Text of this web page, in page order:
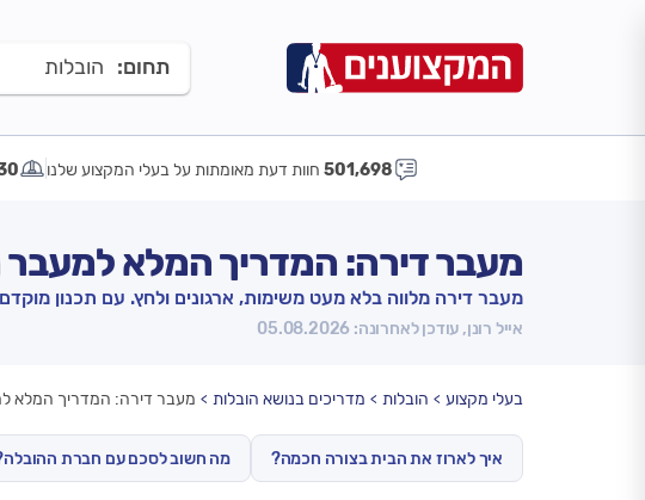
תחום: הובלות
501,698 חוות דעת מאומתות על בעלי המקצוע שלנו
מעבר דירה: המדריך המלא למעבר
מעבר דירה מלווה בלא מעט משימות, ארגונים ולחץ. עם תכנון
אייל רונן, עודכן לאחרונה: 05.08.2026
בעלי מקצוע הובלות מדריכים בנושא הובלות מעבר דירה: המדריך המלא
איך לארוז את הבית בצורה חכמה? מה חשוב לסכם עם חברת